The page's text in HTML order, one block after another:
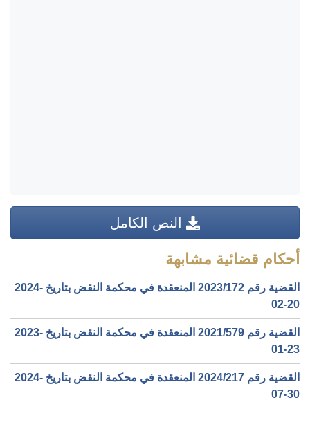
النص الكامل
أحكام قضائية مشابهة
القضية رقم ‎172‏/‎2023‏ المنعقدة في محكمة النقض بتاريخ ‎2024-
02-20‏
القضية رقم ‎579‏/‎2021‏ المنعقدة في محكمة النقض بتاريخ ‎2023-
01-23‏
القضية رقم ‎217‏/‎2024‏ المنعقدة في محكمة النقض بتاريخ ‎2024-
07-30‏